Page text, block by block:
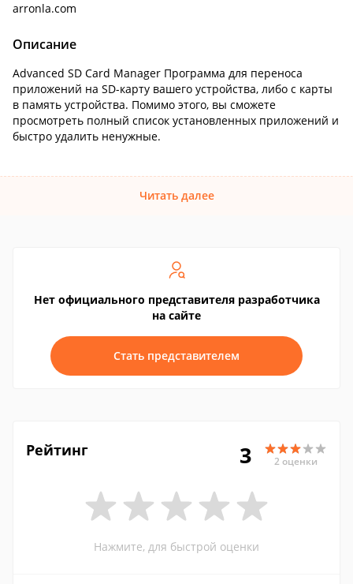
arronla.com
Описание
Advanced SD Card Manager Программа для переноса
приложений на SD-карту вашего устройства, либо с карты
в память устройства. Помимо этого, вы сможете
просмотреть полный список установленных приложений и
быстро удалить ненужные.
Читать далее
Нет официального представителя разработчика
на сайте
Стать представителем
Рейтинг 3 2 оценки
Нажмите, для быстрой оценки